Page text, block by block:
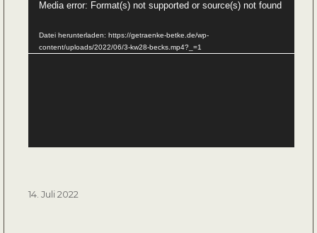
Video-
Media error: Format(s) not supported or source(s) not found
Datei herunterladen: https://getraenke-betke.de/wp-
content/uploads/2022/06/3-kw28-becks.mp4?_=1
Veröffentlicht
14. Juli 2022